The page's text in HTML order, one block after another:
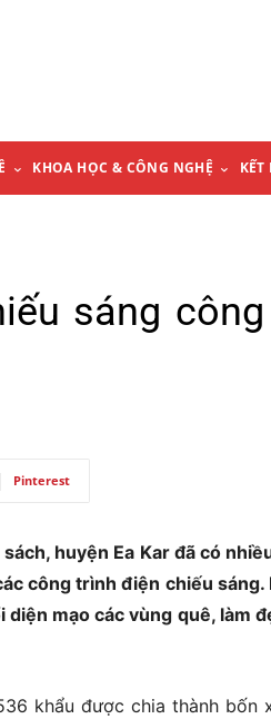
KHOA HỌC & CÔNG NGHỆ KẾT
sáng
Pinterest
huyện Ea Kar đã có
công trình điện chiếu
diện mạo các vùng quê, làm
khẩu được chia thành bốn